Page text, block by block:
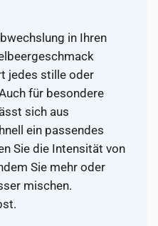
in Ihren
jedes stille oder
für besondere
sich aus
ein passendes
Sie die Intensität von
Sie mehr oder
mischen.